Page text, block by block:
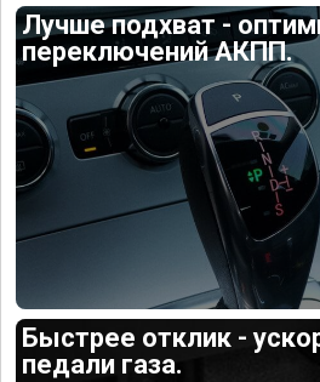
Лучше подхват -
переключений АКПП.
Быстрее отклик -
педали газа.